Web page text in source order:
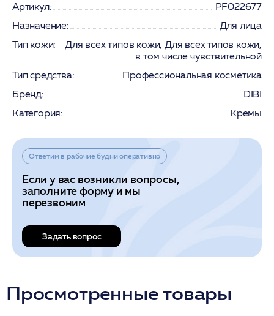
Артикул:
PF022677
Назначение:
Для лица
Тип кожи:
Для всех типов кожи, Для всех типов кожи,
в том числе чувствительной
Тип средства:
Профессиональная косметика
Бренд:
DIBI
Категория:
Кремы
Ответим в рабочие будни оперативно
Если у вас возникли вопросы,
заполните форму и мы
перезвоним
Задать вопрос
Просмотренные товары